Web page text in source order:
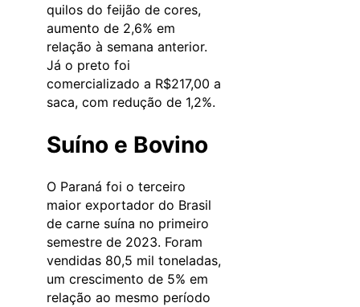
quilos do feijão de cores,
aumento de 2,6% em
relação à semana anterior.
Já o preto foi
comercializado a R$217,00 a
saca, com redução de 1,2%.
Suíno e Bovino
O Paraná foi o terceiro
maior exportador do Brasil
de carne suína no primeiro
semestre de 2023. Foram
vendidas 80,5 mil toneladas,
um crescimento de 5% em
relação ao mesmo período